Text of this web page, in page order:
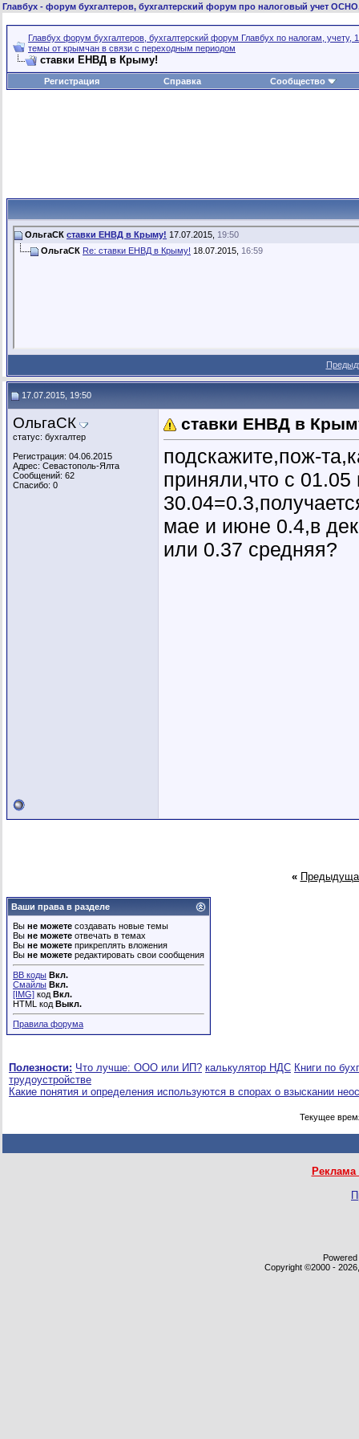
Главбух - форум бухгалтеров, бухгалтерский форум про налоговый учет
Главбух форум бухгалтеров, бухгалтерский форум Главбух по налогам, учету,
темы от крымчан в связи с переходным периодом
ставки ЕНВД в Крыму!
Регистрация Справка Сообщество
ОльгаСК ставки ЕНВД в Крыму! 17.07.2015, 19:50
ОльгаСК Re: ставки ЕНВД в Крыму! 18.07.2015, 16:59
17.07.2015, 19:50
ОльгаСК
статус: бухгалтер
Регистрация: 04.06.2015
Адрес: Севастополь-Ялта
Сообщений: 62
Спасибо: 0
ставки ЕНВД в
подскажите,пож-
приняли,что с
мае и июне 0.4,в
или 0.37 средняя?
«
Ваши права в разделе
Вы не можете создавать новые темы
Вы не можете отвечать в темах
Вы не можете прикреплять вложения
Вы не можете редактировать свои сообщения
BB коды Вкл.
Смайлы Вкл.
[IMG] код Вкл.
HTML код Выкл.
Правила форума
Полезности: Что лучше: ООО или ИП? калькулятор НДС Книги по
трудоустройстве
Какие понятия и определения используются в спорах о взыскании
Текущее
Copyright ©2000 -